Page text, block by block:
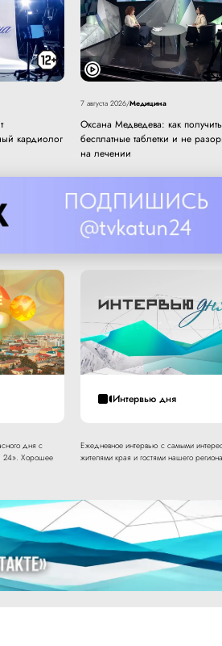
кардиолог
7 августа 2026/Медицина
Оксана Медведева: как получить
бесплатные таблетки и не
на лечении
дня с
24». Хорошее
Интервью дня
Ежедневное интервью с самыми
жителями края и гостями нашего